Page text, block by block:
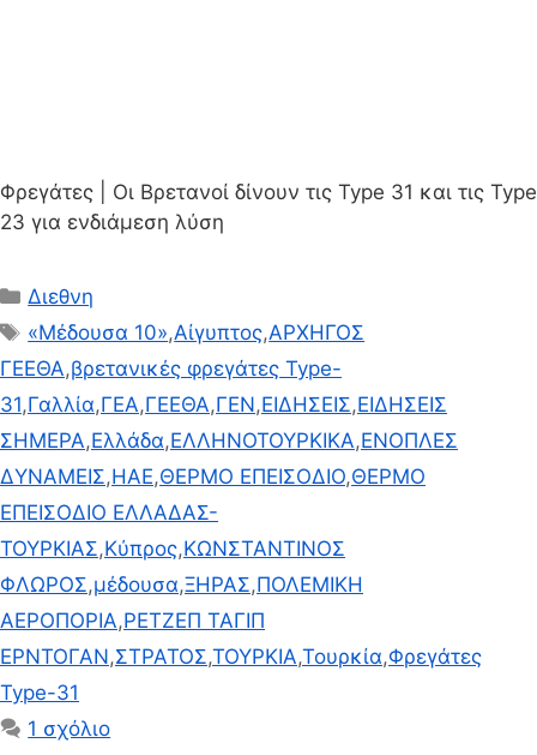
Φρεγάτες | Οι Βρετανοί δίνουν τις Type 31 και τις Type
23 για ενδιάμεση λύση
Κατηγορίες
Διεθνη
Ετικέτες
«Μέδουσα 10»,Αίγυπτος,ΑΡΧΗΓΟΣ
ΓΕΕΘΑ,βρετανικές φρεγάτες Type-
31,Γαλλία,ΓΕΑ,ΓΕΕΘΑ,ΓΕΝ,ΕΙΔΗΣΕΙΣ,ΕΙΔΗΣΕΙΣ
ΣΗΜΕΡΑ,Ελλάδα,ΕΛΛΗΝΟΤΟΥΡΚΙΚΑ,ΕΝΟΠΛΕΣ
ΔΥΝΑΜΕΙΣ,ΗΑΕ,ΘΕΡΜΟ ΕΠΕΙΣΟΔΙΟ,ΘΕΡΜΟ
ΕΠΕΙΣΟΔΙΟ ΕΛΛΑΔΑΣ-
ΤΟΥΡΚΙΑΣ,Κύπρος,ΚΩΝΣΤΑΝΤΙΝΟΣ
ΦΛΩΡΟΣ,μέδουσα,ΞΗΡΑΣ,ΠΟΛΕΜΙΚΗ
ΑΕΡΟΠΟΡΙΑ,ΡΕΤΖΕΠ ΤΑΓΙΠ
ΕΡΝΤΟΓΑΝ,ΣΤΡΑΤΟΣ,ΤΟΥΡΚΙΑ,Τουρκία,Φρεγάτες
Type-31
1 σχόλιο